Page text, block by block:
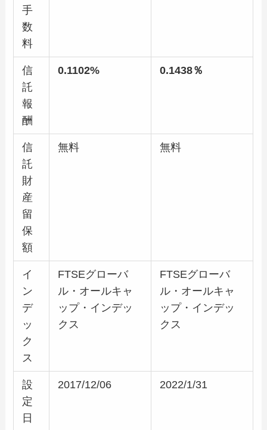
手
数
料
信
託
報
酬
0.1102% 0.1438％
信
託
財
産
留
保
額
無料 無料
イ
ン
デ
ッ
ク
ス
FTSEグローバ
ル・オールキャ
ップ・インデッ
クス
FTSEグローバ
ル・オールキャ
ップ・インデッ
クス
設
定
日
2017/12/06 2022/1/31